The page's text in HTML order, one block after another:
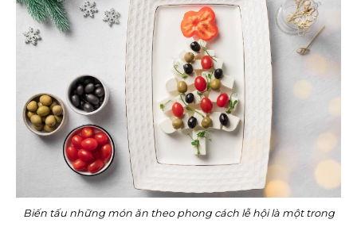
Biến tấu những món ăn theo phong cách lễ hội là một trong